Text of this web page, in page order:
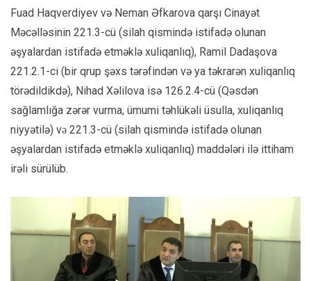
Fuad Haqverdiyev və Neman Əfkarova qarşı Cinayət
Məcəlləsinin 221.3-cü (silah qismində istifadə olunan
əşyalardan istifadə etməklə xuliqanlıq), Ramil Dadaşova
221.2.1-ci (bir qrup şəxs tərəfindən və ya təkrarən xuliqanlıq
törədildikdə), Nihad Xəlilova isə 126.2.4-cü (Qəsdən
sağlamlığa zərər vurma, ümumi təhlükəli üsulla, xuliqanlıq
niyyətilə) vǝ 221.3-cü (silah qismində istifadə olunan
əşyalardan istifadə etməklə xuliqanlıq) maddələri ilə ittiham
irəli sürülüb.